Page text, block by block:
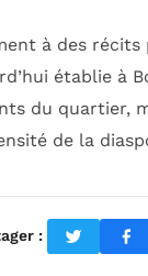
à des
établie à
du quartier,
de la
: